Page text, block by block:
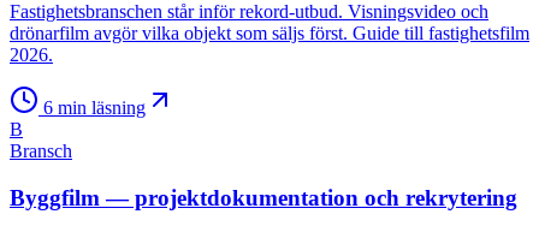
Fastighetsbranschen står inför rekord-utbud. Visningsvideo och
drönarfilm avgör vilka objekt som säljs först. Guide till fastighetsfilm
2026.
6 min läsning
B
Bransch
Byggfilm — projektdokumentation och rekrytering